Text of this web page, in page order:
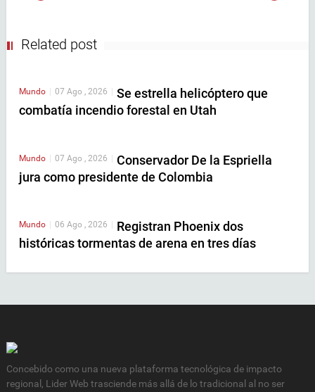
Related post
Mundo 07 Ago , 2026
Se estrella helicóptero que
combatía incendio forestal en Utah
Mundo | 07 Ago , 2026 | Conservador De la Espriella
jura como presidente de Colombia
Mundo 06 Ago , 2026
Registran Phoenix dos
históricas tormentas de arena en tres días
Concebido como una nueva plataforma tecnológica de impacto
regional, Lider Web trasciende más allá de lo tradicional al no ser